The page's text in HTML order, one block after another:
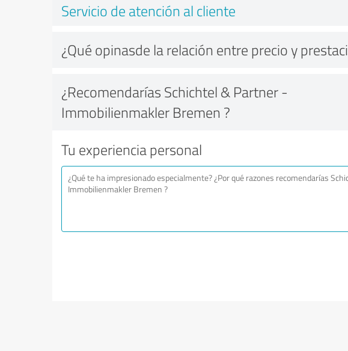
Servicio de atención al cliente
¿Qué opinasde la relación entre precio y
¿Recomendarías Schichtel & Partner -
Immobilienmakler Bremen ?
Tu experiencia personal